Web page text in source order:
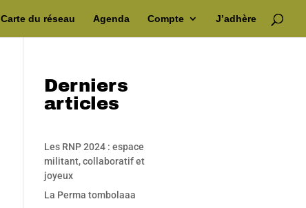
Carte du réseau Agenda Compte J’adhère
Derniers
articles
Les RNP 2024 : espace
militant, collaboratif et
joyeux
La Perma tombolaaa